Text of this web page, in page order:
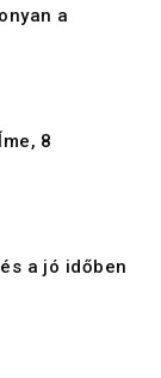
a
8
a jó időben